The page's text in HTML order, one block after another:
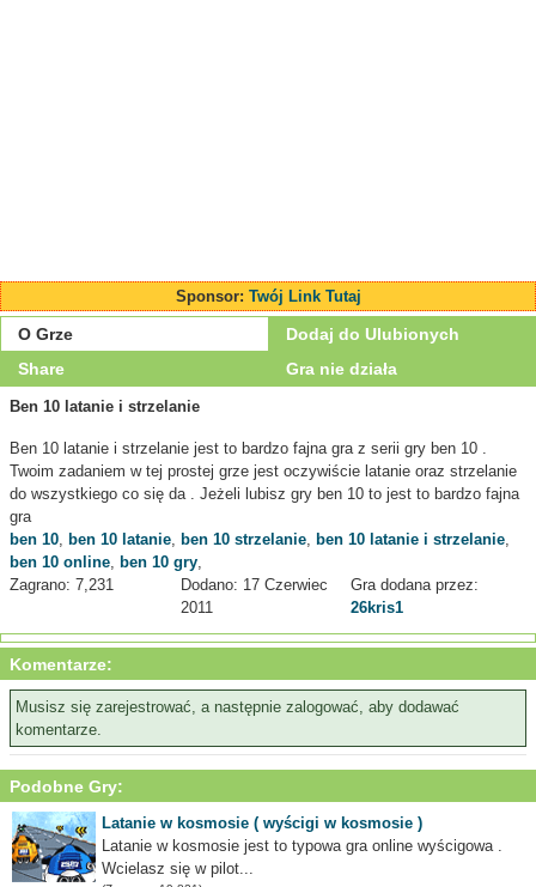
Sponsor: Twój Link Tutaj
O Grze
Dodaj do Ulubionych
Share
Gra nie działa
Ben 10 latanie i strzelanie
Ben 10 latanie i strzelanie jest to bardzo fajna gra z serii gry ben 10 .
Twoim zadaniem w tej prostej grze jest oczywiście latanie oraz strzelanie
do wszystkiego co się da . Jeżeli lubisz gry ben 10 to jest to bardzo fajna
gra
ben 10, ben 10 latanie, ben 10 strzelanie, ben 10 latanie i strzelanie,
ben 10 online, ben 10 gry,
Zagrano: 7,231
Dodano: 17 Czerwiec
2011
Gra dodana przez:
26kris1
Komentarze:
Musisz się zarejestrować, a następnie zalogować, aby dodawać
komentarze.
Podobne Gry:
Latanie w kosmosie ( wyścigi w kosmosie )
Latanie w kosmosie jest to typowa gra online wyścigowa .
Wcielasz się w pilot...